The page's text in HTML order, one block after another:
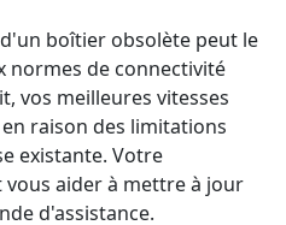
boîtier obsolète peut le
normes de connectivité
vos meilleures vitesses
raison des limitations
existante. Votre
aider à mettre à jour
d'assistance.